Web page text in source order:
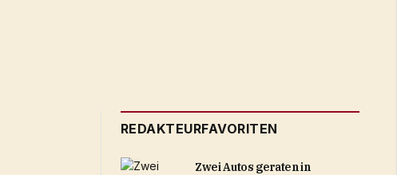
REDAKTEURFAVORITEN
Zwei Autos geraten in